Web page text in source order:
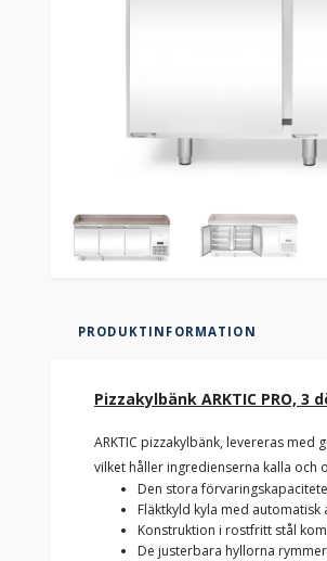
PRODUKTINFORMATION
Pizzakylbänk ARKTIC PRO, 3
ARKTIC pizzakylbänk, levereras
vilket håller ingredienserna kalla och
Den stora
Fläktkyld kyla med
Konstruktion i rostfritt stål
De justerbara hyllorna